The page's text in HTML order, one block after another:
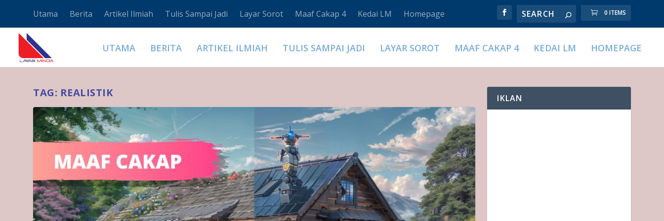
Utama Berita Artikel Ilmiah Tulis Sampai Jadi Layar Sorot Maaf Cakap 4 Kedai LM Homepage 0 ITEMS
UTAMA BERITA ARTIKEL ILMIAH TULIS SAMPAI JADI LAYAR SOROT MAAF CAKAP 4 KEDAI LM HOMEPAGE
TAG: REALISTIK IKLAN